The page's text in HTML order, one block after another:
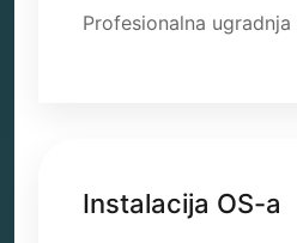
Profesionalna
Instalacija OS-a